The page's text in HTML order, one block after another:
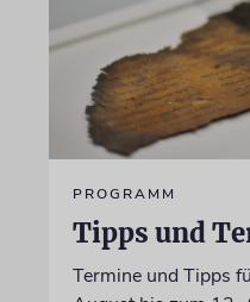
PROGRAMM
Tipps und
Termine und Tipps